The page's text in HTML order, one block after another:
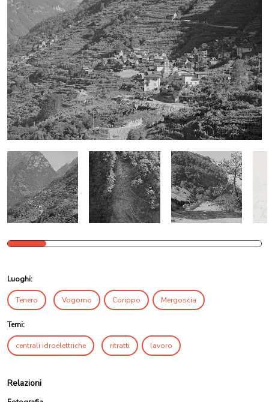
Luoghi:
Tenero Vogorno Corippo Mergoscia
Temi:
centrali idroelettriche ritratti lavoro
Relazioni